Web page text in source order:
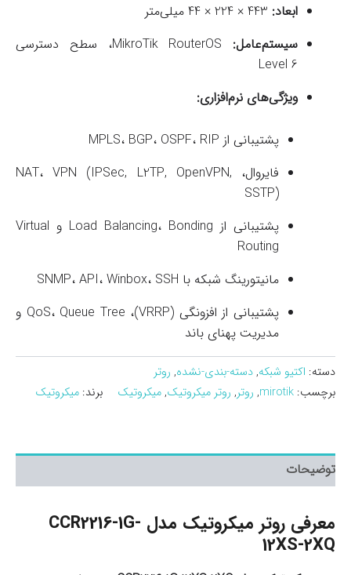
ابعاد:
سیستم‌عامل:
MikroTik RouterOS، سطح دسترسی
Level 6
ویژگی‌های نرم‌افزاری:
پشتیبانی از MPLS، BGP، OSPF، RIP
فایروال، NAT، VPN (IPSec, L2TP, OpenVPN,
SSTP)
پشتیبانی از Load Balancing، Bonding و Virtual
Routing
مانیتورینگ شبکه با SNMP، API، Winbox، SSH
پشتیبانی از افزونگی (VRRP)، QoS، Queue Tree و
مدیریت پهنای باند
دسته: اکتیو شبکه,دسته-بندی-نشده, روتر
برچسب: mirotik
, روتر, روتر میکروتیک,میکروتیک برند: میکروتیک
توضیحات
معرفی روتر میکروتیک مدل CCR2216-1G-
12XS-2XQ